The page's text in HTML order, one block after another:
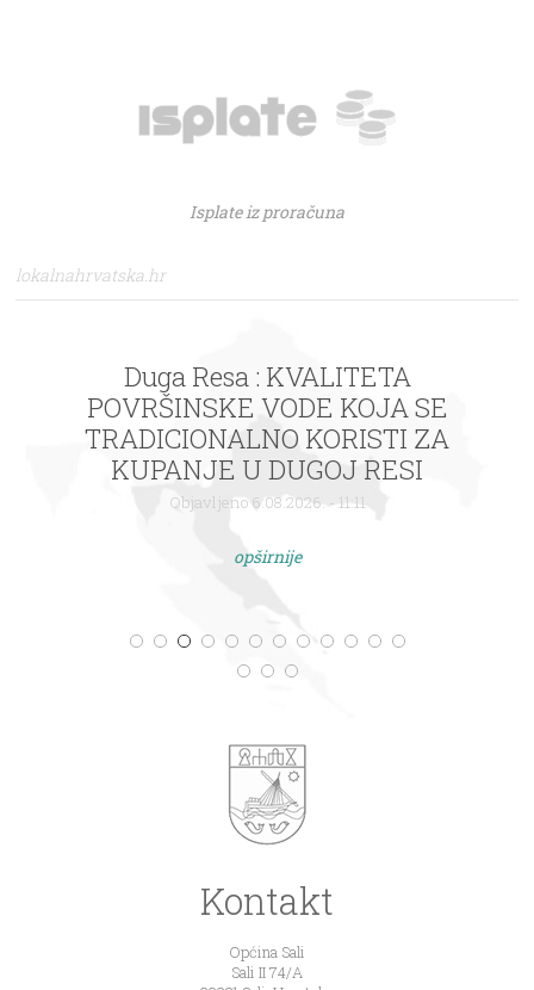
Isplate iz proračuna
lokalnahrvatska.hr
Duga Resa : KVALITETA
POVRŠINSKE VODE KOJA SE
TRADICIONALNO KORISTI ZA
KUPANJE U DUGOJ RESI
Objavljeno 6.08.2026. - 11:11
opširnije
Kontakt
Općina Sali
Sali II 74/A